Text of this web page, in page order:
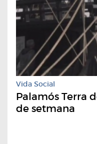
Vida Social
Palamós Terra
de setmana